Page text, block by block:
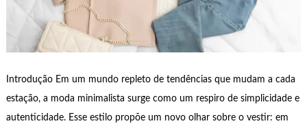
Introdução Em um mundo repleto de tendências que mudam a cada
estação, a moda minimalista surge como um respiro de simplicidade e
autenticidade. Esse estilo propõe um novo olhar sobre o vestir: em